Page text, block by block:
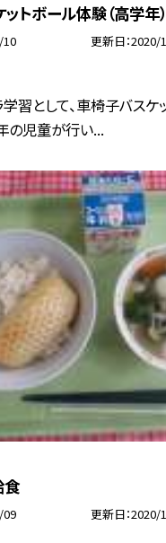
トボール体験（高学年）
10 更新日 2020/
学習として、車椅子バス
の児童が行い...
食
09 更新日 2020/